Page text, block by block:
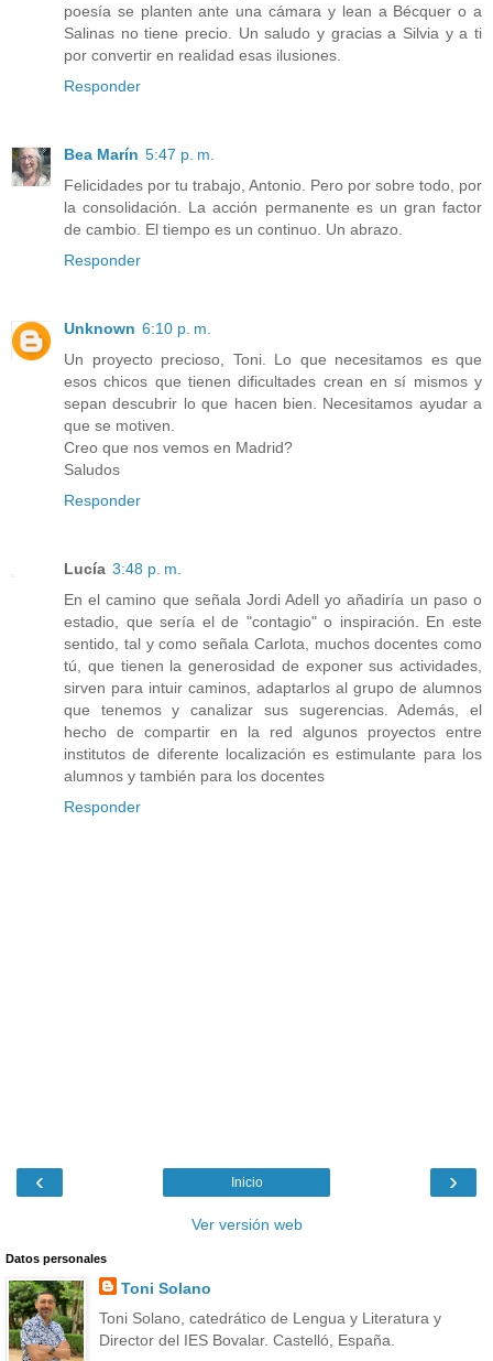
poesía se planten ante una cámara y lean a Bécquer o a
Salinas no tiene precio. Un saludo y gracias a Silvia y a ti
por convertir en realidad esas ilusiones.
Responder
Bea Marín 5:47 p. m.
Felicidades por tu trabajo, Antonio. Pero por sobre todo, por
la consolidación. La acción permanente es un gran factor
de cambio. El tiempo es un continuo. Un abrazo.
Responder
Unknown 6:10 p. m.
Un proyecto precioso, Toni. Lo que necesitamos es que
esos chicos que tienen dificultades crean en sí mismos y
sepan descubrir lo que hacen bien. Necesitamos ayudar a
que se motiven.
Creo que nos vemos en Madrid?
Saludos
Responder
Lucía 3:48 p. m.
En el camino que señala Jordi Adell yo añadiría un paso o
estadio, que sería el de "contagio" o inspiración. En este
sentido, tal y como señala Carlota, muchos docentes como
tú, que tienen la generosidad de exponer sus actividades,
sirven para intuir caminos, adaptarlos al grupo de alumnos
que tenemos y canalizar sus sugerencias. Además, el
hecho de compartir en la red algunos proyectos entre
institutos de diferente localización es estimulante para los
alumnos y también para los docentes
Responder
‹ ›
Inicio
Ver versión web
Datos personales
Toni Solano
Toni Solano, catedrático de Lengua y Literatura y
Director del IES Bovalar. Castelló, España.